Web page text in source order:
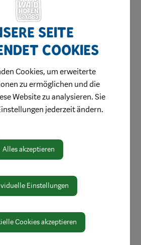
Seite
Cookies
Cookies, um erweiterte
zu ermöglichen und die
Website zu analysieren. Sie
jederzeit ändern.
Alles akzeptieren
Einstellungen
Cookies akzeptieren